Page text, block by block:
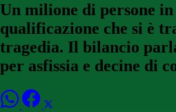
Un milione di persone
qualificazione che si è
tragedia. Il bilancio
per asfissia e decine di